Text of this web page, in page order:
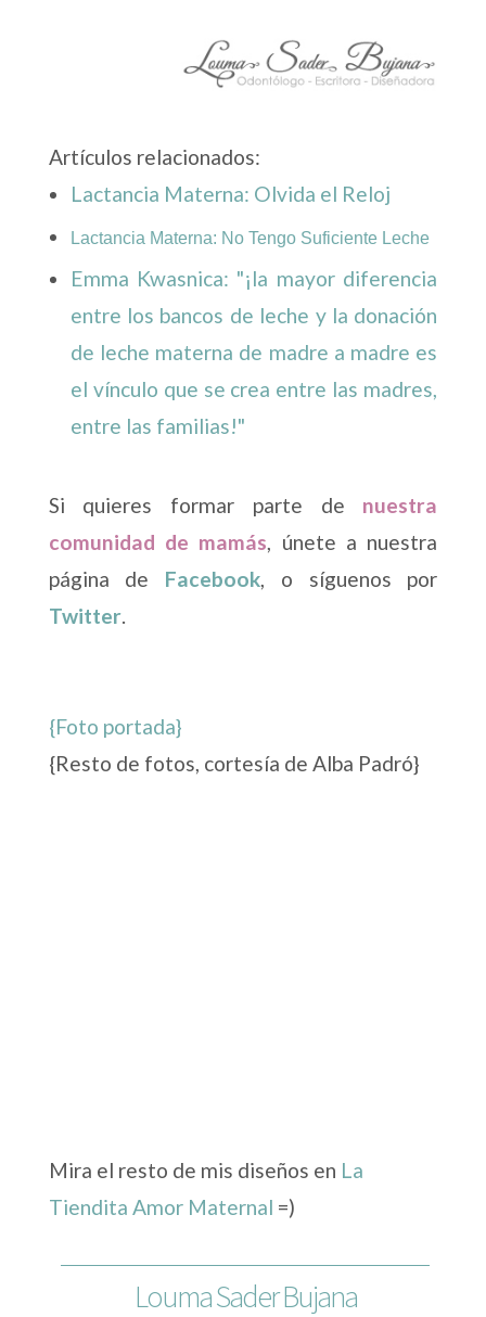
Artículos relacionados:
Lactancia Materna: Olvida el Reloj
Lactancia Materna: No Tengo Suficiente Leche
Emma Kwasnica: "¡la mayor diferencia
entre los bancos de leche y la donación
de leche materna de madre a madre es
el vínculo que se crea entre las madres,
entre las familias!"
Si quieres formar parte de nuestra
comunidad de mamás, únete a nuestra
página de Facebook, o síguenos por
Twitter.
{Foto portada}
{Resto de fotos, cortesía de Alba Padró}
Mira el resto de mis diseños en La
Tiendita Amor Maternal =)
Louma Sader Bujana